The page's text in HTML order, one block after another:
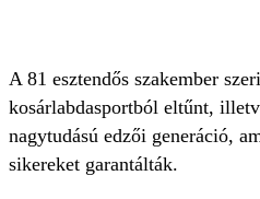
A 81 esztendős szakember
kosárlabdasportból eltűnt,
nagytudású edzői generáció,
sikereket garantálták.